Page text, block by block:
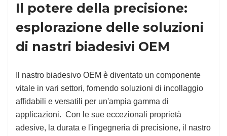
Il potere della precisione:
esplorazione delle soluzioni
di nastri biadesivi OEM
Il nastro biadesivo OEM è diventato un componente
vitale in vari settori, fornendo soluzioni di incollaggio
affidabili e versatili per un'ampia gamma di
applicazioni. Con le sue eccezionali proprietà
adesive, la durata e l'ingegneria di precisione, il nastro